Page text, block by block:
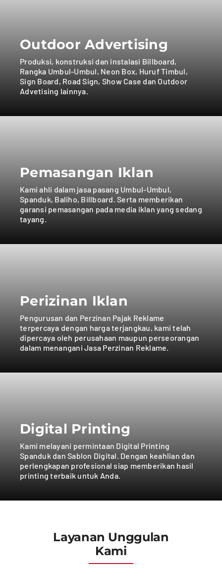
Outdoor Advertising
Produksi, konstruksi dan instalasi Billboard,
Rangka Umbul-Umbul, Neon Box, Huruf Timbul,
Sign Board, Road Sign, Show Case dan Outdoor
Advetising lainnya.
Pemasangan Iklan
Kami ahli dalam jasa pasang Umbul-Umbul,
Spanduk, Baliho, Billboard. Serta memberikan
garansi pemasangan pada media iklan yang sedang
tayang.
Perizinan Iklan
Pengurusan dan Perzinan Pajak Reklame
terpercaya dengan harga terjangkau, kami telah
dipercaya oleh perusahaan maupun perseorangan
dalam menangani Jasa Perzinan Reklame.
Digital Printing
Kami melayani permintaan Digital Printing
Spanduk dan Sablon Digital. Dengan keahlian dan
perlengkapan profesional siap memberikan hasil
printing terbaik untuk Anda.
Layanan Unggulan
Kami